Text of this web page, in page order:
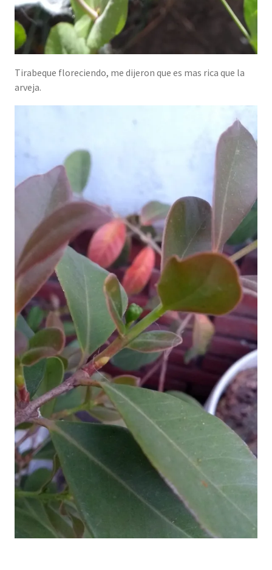
Tirabeque floreciendo, me dijeron que es mas rica que la
arveja.